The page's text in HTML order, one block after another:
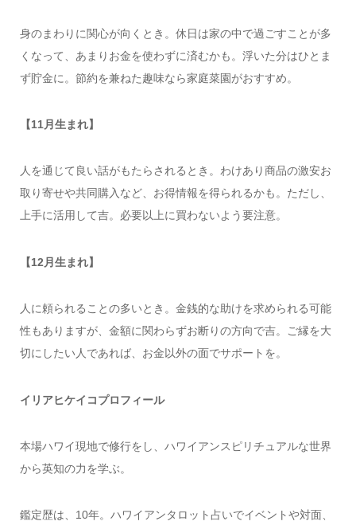
身のまわりに関心が向くとき。休日は家の中で過ごすことが多
くなって、あまりお金を使わずに済むかも。浮いた分はひとま
ず貯金に。節約を兼ねた趣味なら家庭菜園がおすすめ。
【11月生まれ】
人を通じて良い話がもたらされるとき。わけあり商品の激安お
取り寄せや共同購入など、お得情報を得られるかも。ただし、
上手に活用して吉。必要以上に買わないよう要注意。
【12月生まれ】
人に頼られることの多いとき。金銭的な助けを求められる可能
性もありますが、金額に関わらずお断りの方向で吉。ご縁を大
切にしたい人であれば、お金以外の面でサポートを。
イリアヒケイコプロフィール
本場ハワイ現地で修行をし、ハワイアンスピリチュアルな世界
から英知の力を学ぶ。
鑑定歴は、10年。ハワイアンタロット占いでイベントや対面、